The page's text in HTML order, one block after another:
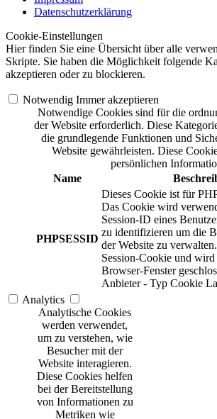
Datenschutzerklärung
Cookie-Einstellungen
Hier finden Sie eine Übersicht über alle
Skripte. Sie haben die Möglichkeit folgende
akzeptieren oder zu blockieren.
Notwendig Immer akzeptieren
Notwendige Cookies sind für die
der Website erforderlich. Diese
die grundlegende Funktionen und
Website gewährleisten. Diese
persönlichen
Name
PHPSESSID
Dieses Cookie ist für
Das Cookie wird
Session-ID eines
zu identifizieren um die
der Website zu
Session-Cookie und
Browser-Fenster
Anbieter - Typ Cookie
Analytics
Analytische Cookies
werden verwendet,
um zu verstehen, wie
Besucher mit der
Website interagieren.
Diese Cookies helfen
bei der Bereitstellung
von Informationen zu
Metriken wie